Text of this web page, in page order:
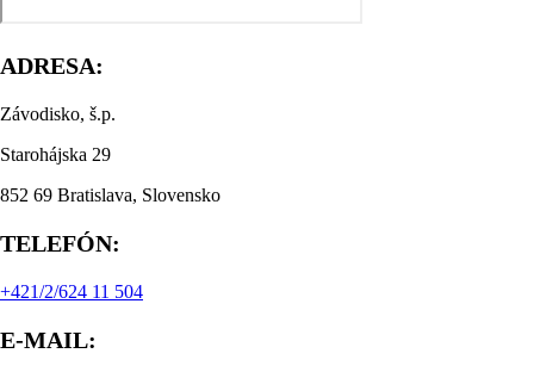
ADRESA:
Závodisko, š.p.
Starohájska 29
852 69 Bratislava, Slovensko
TELEFÓN:
+421/2/624 11 504
E-MAIL: